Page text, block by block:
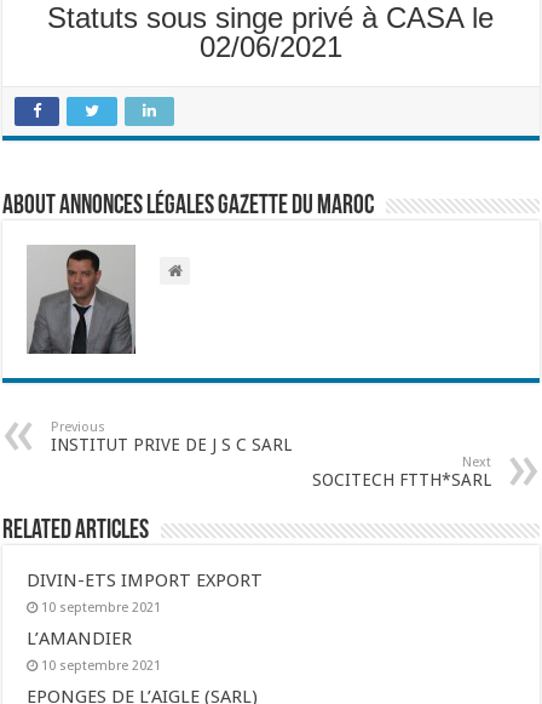
Statuts sous singe privé à CASA le
02/06/2021
About Annonces légales Gazette du Maroc
Previous
INSTITUT PRIVE DE J S C SARL
Next
SOCITECH FTTH*SARL
Related Articles
DIVIN-ETS IMPORT EXPORT
10 septembre 2021
L’AMANDIER
10 septembre 2021
EPONGES DE L’AIGLE (SARL)